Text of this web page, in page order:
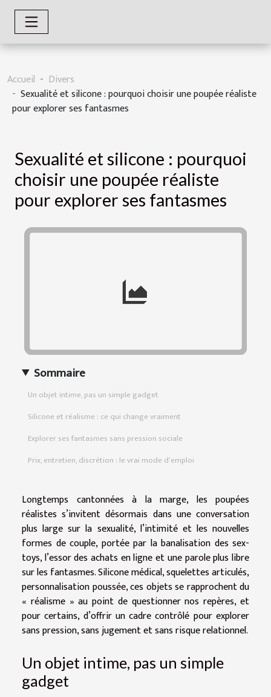
Accueil
Divers
Sexualité et silicone : pourquoi choisir une poupée réaliste
pour explorer ses fantasmes
Sexualité et silicone : pourquoi
choisir une poupée réaliste
pour explorer ses fantasmes
Sommaire
Un objet intime, pas un simple gadget
Silicone et réalisme : ce qui change vraiment
Explorer ses fantasmes sans pression sociale
Prix, entretien, discrétion : le vrai mode d’emploi
Longtemps cantonnées à la marge, les poupées
réalistes s’invitent désormais dans une conversation
plus large sur la sexualité, l’intimité et les nouvelles
formes de couple, portée par la banalisation des sex-
toys, l’essor des achats en ligne et une parole plus libre
sur les fantasmes. Silicone médical, squelettes articulés,
personnalisation poussée, ces objets se rapprochent du
« réalisme » au point de questionner nos repères, et
pour certains, d’offrir un cadre contrôlé pour explorer
sans pression, sans jugement et sans risque relationnel.
Un objet intime, pas un simple
gadget